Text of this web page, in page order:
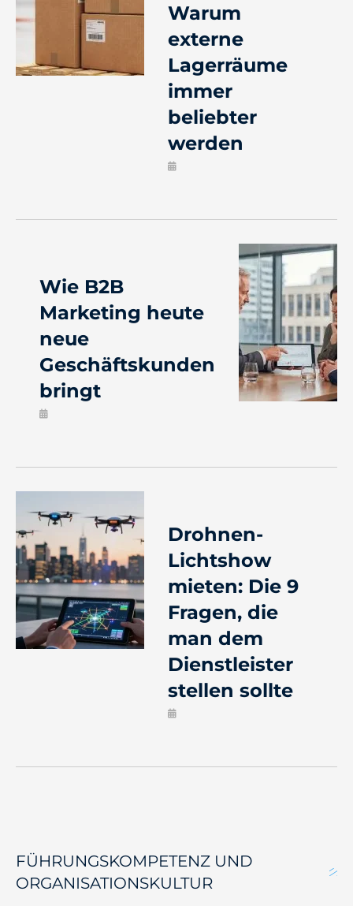
Warum
externe
Lagerräume
immer
beliebter
werden
Wie B2B
Marketing heute
neue
Geschäftskunden
bringt
Drohnen-
Lichtshow
mieten: Die 9
Fragen, die
man dem
Dienstleister
stellen sollte
FÜHRUNGSKOMPETENZ UND
ORGANISATIONSKULTUR